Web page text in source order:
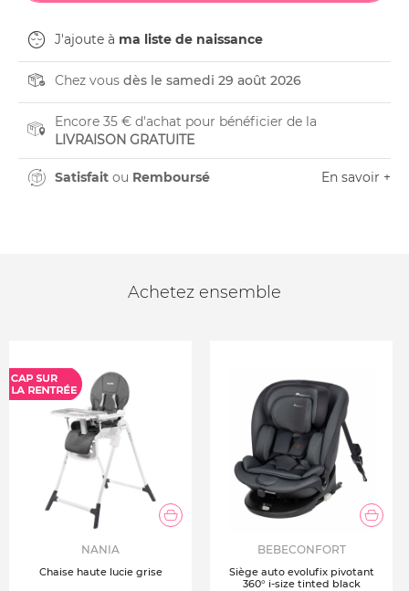
J'ajoute à ma liste de naissance
Chez vous dès le samedi 29 août 2026
Encore 35 € d'achat pour bénéficier de la
LIVRAISON GRATUITE
Satisfait ou Remboursé En savoir +
Achetez ensemble
NANIA
Chaise haute lucie grise
BEBECONFORT
Siège auto evolufix pivotant
360° i-size tinted black